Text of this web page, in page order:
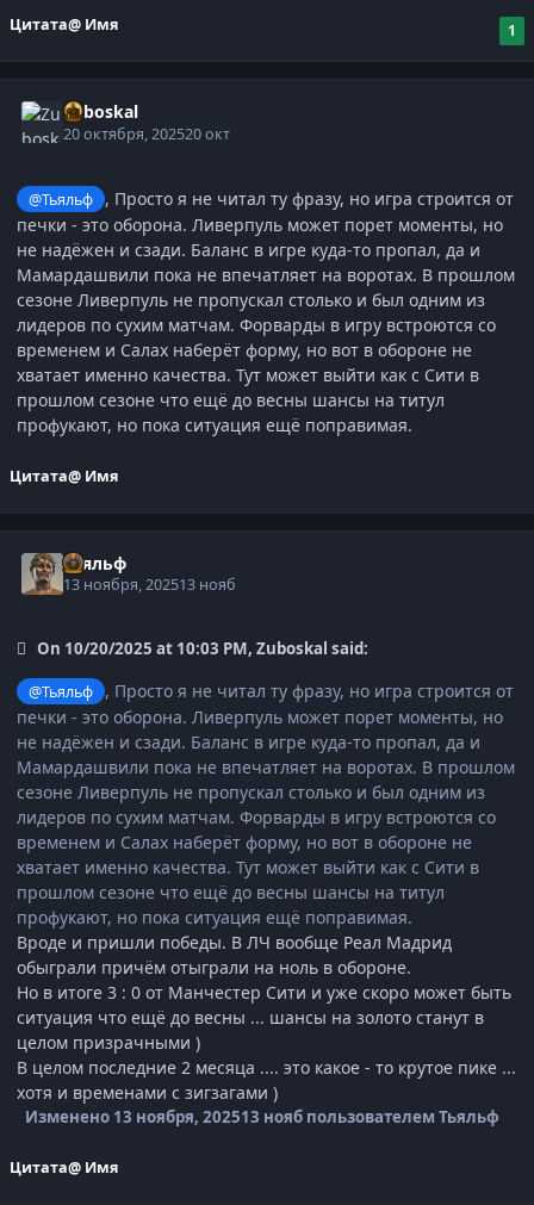
Цитата@ Имя 1
Zuboskal
20 октября, 202520 окт
@Тьяльф
, Просто я не читал ту фразу, но игра строится от
печки - это оборона. Ливерпуль может порет моменты, но
не надёжен и сзади. Баланс в игре куда-то пропал, да и
Мамардашвили пока не впечатляет на воротах. В прошлом
сезоне Ливерпуль не пропускал столько и был одним из
лидеров по сухим матчам. Форварды в игру встроются со
временем и Салах наберёт форму, но вот в обороне не
хватает именно качества. Тут может выйти как с Сити в
прошлом сезоне что ещё до весны шансы на титул
профукают, но пока ситуация ещё поправимая.
Цитата@ Имя
Тьяльф
13 ноября, 202513 нояб
On 10/20/2025 at 10:03 PM, Zuboskal said:
@Тьяльф
, Просто я не читал ту фразу, но игра строится от
печки - это оборона. Ливерпуль может порет моменты, но
не надёжен и сзади. Баланс в игре куда-то пропал, да и
Мамардашвили пока не впечатляет на воротах. В прошлом
сезоне Ливерпуль не пропускал столько и был одним из
лидеров по сухим матчам. Форварды в игру встроются со
временем и Салах наберёт форму, но вот в обороне не
хватает именно качества. Тут может выйти как с Сити в
прошлом сезоне что ещё до весны шансы на титул
профукают, но пока ситуация ещё поправимая.
Вроде и пришли победы. В ЛЧ вообще Реал Мадрид
обыграли причём отыграли на ноль в обороне.
Но в итоге 3 : 0 от Манчестер Сити и уже скоро может быть
ситуация что ещё до весны ... шансы на золото станут в
целом призрачными )
В целом последние 2 месяца .... это какое - то крутое пике ...
хотя и временами с зигзагами )
Изменено 13 ноября, 202513 ноябпользователем Тьяльф
Цитата@ Имя